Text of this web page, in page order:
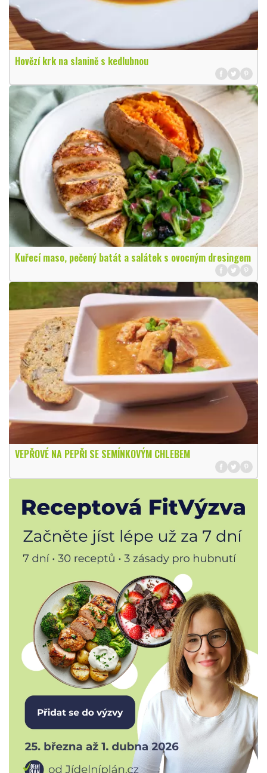
Hovězí krk na slanině s kedlubnou
Kuřecí maso, pečený batát a salátek s ovocným dresingem
VEPŘOVÉ NA PEPŘI SE SEMÍNKOVÝM CHLEBEM